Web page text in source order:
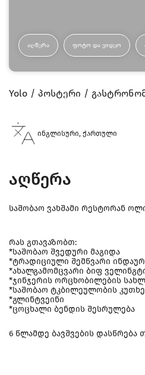
ᲐᲦᲬᲔᲠᲐ ᲤᲝᲢᲝ ᲓᲐ ᲕᲘᲓᲔᲝ
Yolo პოსტერი
ინგლისური, ქართული
აღწერა
საშობაო ვახშამი რესტორან
რას გთავაზობთ:
*საშობაო შვედური მაგიდა
*ტრადიციული შემწვარი
*ახალგამომცვარი ბიფ
*ჯინჯერის ორცხობილების
*საშობაო ტკბილეულობის კუთხე
*გლინტვეინი
*ცოცხალი ბენდის შესრულება
6 წლამდე ბავშვების დასწრება